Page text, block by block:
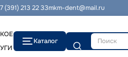
(391) 213 22 33mkm-dent@mail.ru
Каталог
Поиск